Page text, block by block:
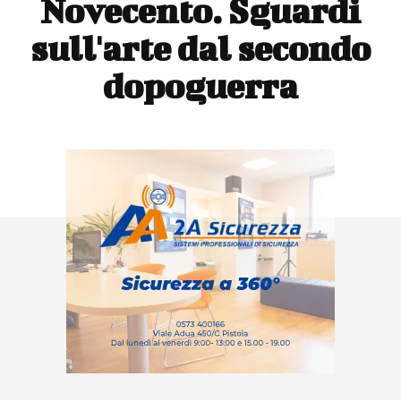
Novecento. Sguardi
sull'arte dal secondo
dopoguerra